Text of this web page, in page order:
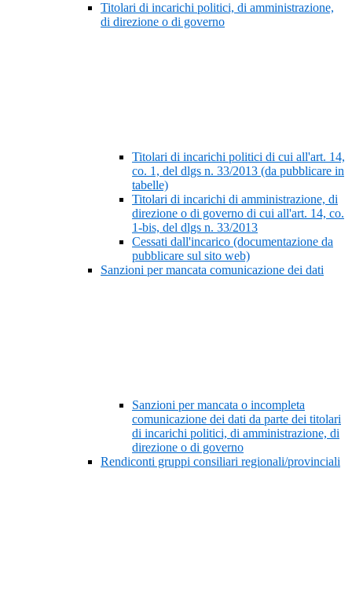
Titolari di incarichi politici, di amministrazione,
di direzione o di governo
Titolari di incarichi politici di cui all'art. 14,
co. 1, del dlgs n. 33/2013 (da pubblicare in
tabelle)
Titolari di incarichi di amministrazione, di
direzione o di governo di cui all'art. 14, co.
1-bis, del dlgs n. 33/2013
Cessati dall'incarico (documentazione da
pubblicare sul sito web)
Sanzioni per mancata comunicazione dei dati
Sanzioni per mancata o incompleta
comunicazione dei dati da parte dei titolari
di incarichi politici, di amministrazione, di
direzione o di governo
Rendiconti gruppi consiliari regionali/provinciali